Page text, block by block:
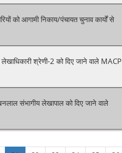
को आगामी निकाय/पंचायत चुनाव कार्यों से
लेखाधिकारी श्रेणी-2 को दिए जाने वाले MACP
संभागीय लेखापाल को दिए जाने वाले